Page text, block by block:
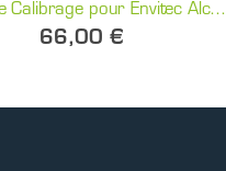
Service de Calibrage pour Envitec AlcoQuant 6020 | Alcopass
66,00 €